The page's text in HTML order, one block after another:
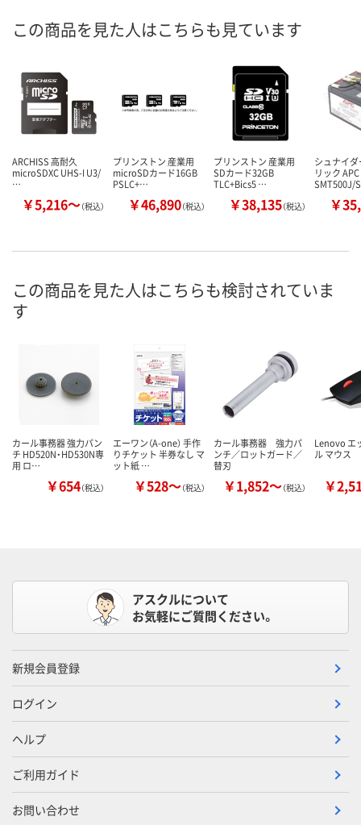
この商品を見た人はこちらも見ています
ARCHISS 高耐久
microSDXC UHS-I U3/
…
￥5,216～（税込）
プリンストン 産業用
microSDカード16GB
PSLC+…
￥46,890（税込）
プリンストン 産業用
SDカード32GB
TLC+Bics5 …
￥38,135（税込）
シュナイ
リック APC
SMT500J/
￥
この商品を見た人はこちらも検討されていま
す
カール事務器 強力パン
チ HD520N・HD530N専
用 ロ…
￥654（税込）
エーワン（A-one） 手作
りチケット 半券なし マ
ット紙 …
￥528～（税込）
カール事務器 強力パ
ンチ／ロットガード／
替刃
￥1,852～（税込）
Lenovo エ
ル マウス
￥
アスクルについて
お気軽にご質問ください。
新規会員登録
ログイン
ヘルプ
ご利用ガイド
お問い合わせ